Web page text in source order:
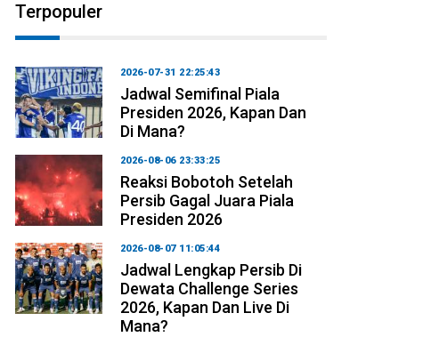
Terpopuler
2026-07-31 22:25:43
Jadwal Semifinal Piala
Presiden 2026, Kapan Dan
Di Mana?
2026-08-06 23:33:25
Reaksi Bobotoh Setelah
Persib Gagal Juara Piala
Presiden 2026
2026-08-07 11:05:44
Jadwal Lengkap Persib Di
Dewata Challenge Series
2026, Kapan Dan Live Di
Mana?